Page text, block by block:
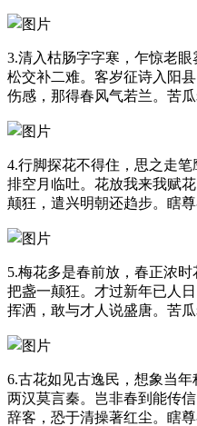
3.清入枯肠字字寒，乍惊老
松交补二难。客岁征诗入阳
伤感，那得春风气若兰。苦
4.行脚探花不得住，思之走
排空月临吐。花放我来我赋
颠狂，遣兴明朝还趋步。瞎
5.梅花多是春前放，春正浓
把盏一颠狂。才过新年已人
挥洒，敢与才人说盛唐。苦
6.古花如见古逸民，想象当
两汉莫言秦。岂非春到能传
辞客，恐于清操著红尘。瞎